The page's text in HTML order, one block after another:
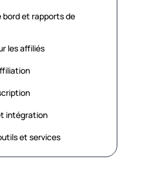
bord et rapports de
les affiliés
intégration
et services